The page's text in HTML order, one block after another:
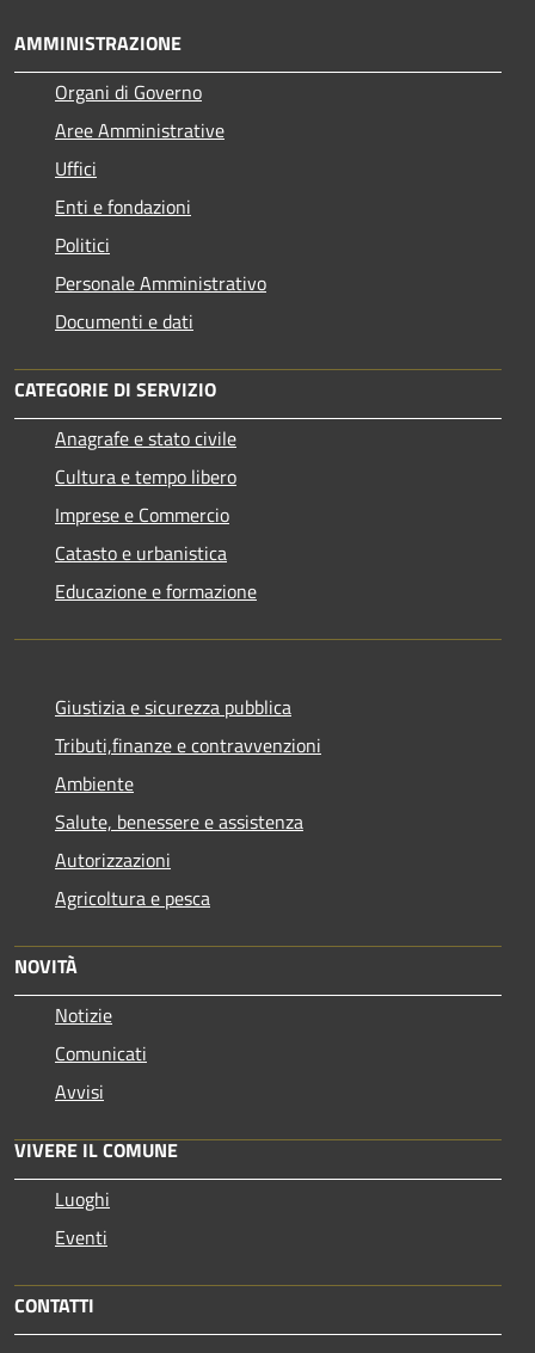
AMMINISTRAZIONE
Organi di Governo
Aree Amministrative
Uffici
Enti e fondazioni
Politici
Personale Amministrativo
Documenti e dati
CATEGORIE DI SERVIZIO
Anagrafe e stato civile
Cultura e tempo libero
Imprese e Commercio
Catasto e urbanistica
Educazione e formazione
Giustizia e sicurezza pubblica
Tributi,finanze e contravvenzioni
Ambiente
Salute, benessere e assistenza
Autorizzazioni
Agricoltura e pesca
NOVITÀ
Notizie
Comunicati
Avvisi
VIVERE IL COMUNE
Luoghi
Eventi
CONTATTI